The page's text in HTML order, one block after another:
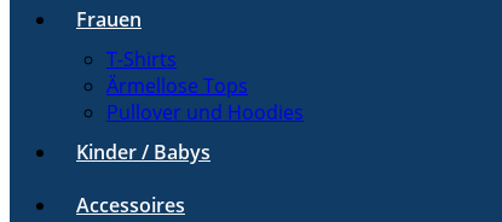
Frauen
T-Shirts
Ärmellose Tops
Pullover und Hoodies
Kinder / Babys
Accessoires